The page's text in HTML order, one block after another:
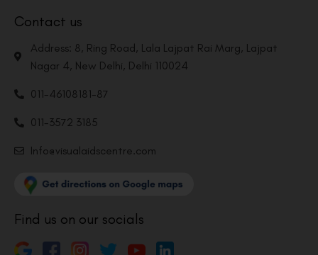
Contact us
Address: 8, Ring Road, Lala Lajpat Rai Marg, Lajpat
Nagar 4, New Delhi, Delhi 110024
011-46108181-87
011-3572 3185
Info@visualaidscentre.com
Find us on our socials